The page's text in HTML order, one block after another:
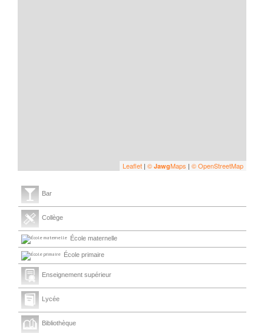
Leaflet | © JawgMaps | © OpenStreetMap
Bar
Collège
École maternelle
École primaire
Enseignement supérieur
Lycée
Bibliothèque